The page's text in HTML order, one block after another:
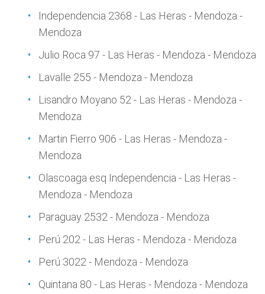
Independencia 2368 - Las Heras - Mendoza -
Mendoza
Julio Roca 97 - Las Heras - Mendoza - Mendoza
Lavalle 255 - Mendoza - Mendoza
Lisandro Moyano 52 - Las Heras - Mendoza -
Mendoza
Martin Fierro 906 - Las Heras - Mendoza -
Mendoza
Olascoaga esq Independencia - Las Heras -
Mendoza - Mendoza
Paraguay 2532 - Mendoza - Mendoza
Perú 202 - Las Heras - Mendoza - Mendoza
Perú 3022 - Mendoza - Mendoza
Quintana 80 - Las Heras - Mendoza - Mendoza